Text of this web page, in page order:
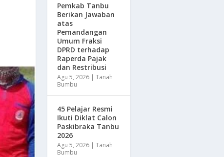
Pemkab Tanbu
Berikan Jawaban
atas
Pemandangan
Umum Fraksi
DPRD terhadap
Raperda Pajak
dan Restribusi
Agu 5, 2026| Tanah
Bumbu
45 Pelajar Resmi
Ikuti Diklat Calon
Paskibraka Tanbu
2026
Agu 5, 2026| Tanah
Bumbu